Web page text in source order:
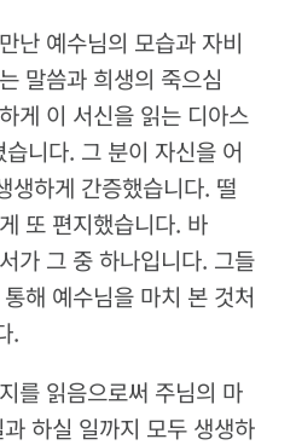
난 예수님의 모습과 자비
말씀과 희생의 죽으심
게 이 서신을 읽는 디아스
니다. 그 분이 자신을 어
생하게 간증했습니다. 떨
또 편지했습니다. 바
가 그 중 하나입니다. 그들
해 예수님을 마치 본 것처
.
를 읽음으로써 주님의 마
하실 일까지 모두 생생하